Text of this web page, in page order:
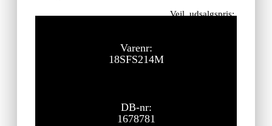
Vejl. udsalgspris:
Varenr:
18SFS214M
DB-nr:
1678781